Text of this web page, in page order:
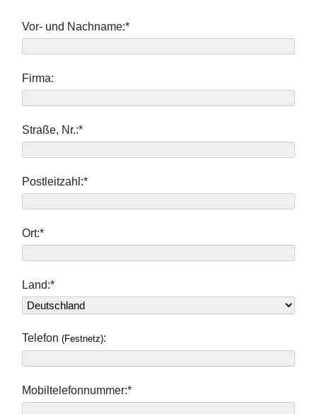
Vor- und Nachname:*
Firma:
Straße, Nr.:*
Postleitzahl:*
Ort:*
Land:*
Telefon (Festnetz):
Mobiltelefonnummer:*